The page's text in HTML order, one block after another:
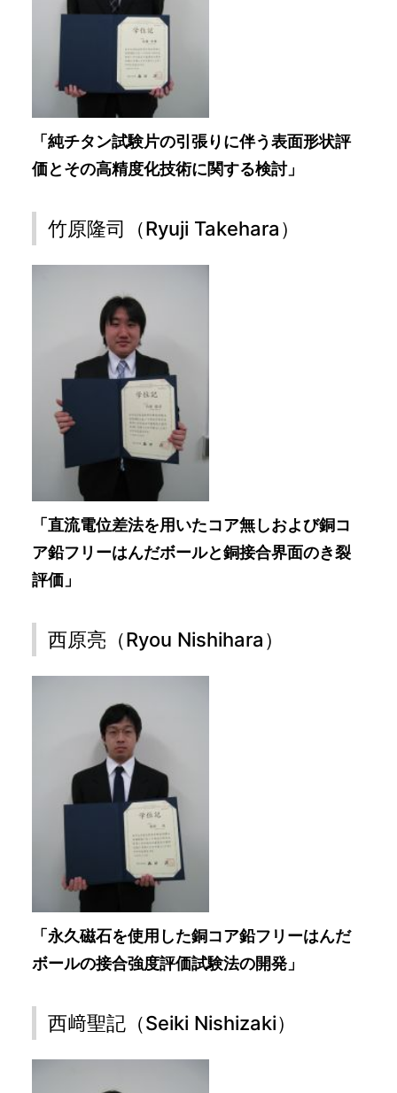
「純チタン試験片の引張りに伴う表面形状評
価とその高精度化技術に関する検討」
竹原隆司（Ryuji Takehara）
「直流電位差法を用いたコア無しおよび銅コ
ア鉛フリーはんだボールと銅接合界面のき裂
評価」
西原亮（Ryou Nishihara）
「永久磁石を使用した銅コア鉛フリーはんだ
ボールの接合強度評価試験法の開発」
西﨑聖記（Seiki Nishizaki）